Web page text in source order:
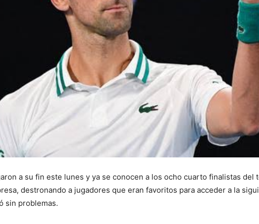
a su fin este lunes y ya se conocen a los ocho cuarto finalistas
destronando a jugadores que eran favoritos para acceder a la
sin problemas.